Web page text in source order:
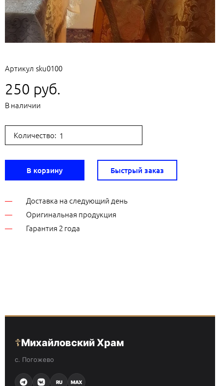
Артикул sku0100
250 руб.
В наличии
Количество:
В корзину Быстрый заказ
Доставка на следующий день
Оригинальная продукция
Гарантия 2 года
☦Михайловский Храм
с. Погожево
RU MAX